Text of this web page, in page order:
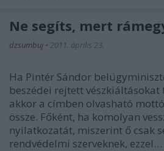
Ne segíts, mert
dzsumbuj • 2011. április 23.
Ha Pintér Sándor
beszédei rejtett
akkor a címben olvasható
össze. Főként, ha komolyan
nyilatkozatát, miszerint ő csak
rendvédelmi szerveknek, ezzel…